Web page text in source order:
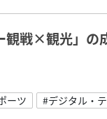
観戦×観光」
ーツ #デジタル・